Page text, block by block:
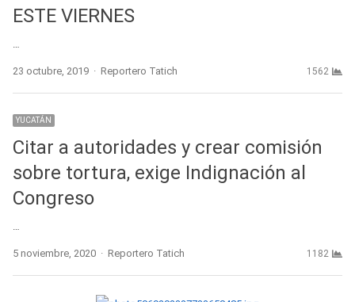
ESTE VIERNES
…
23 octubre, 2019 Author
Reportero Tatich 1562
YUCATÁN
Citar a autoridades y crear comisión
sobre tortura, exige Indignación al
Congreso
…
5 noviembre, 2020 Author
Reportero Tatich 1182